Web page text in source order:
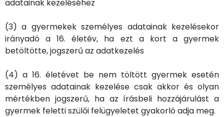
adatainak kezeléséhez
(3) a gyermekek személyes adatainak kezelésekor
irányadó a 16. életév, ha ezt a kort a gyermek
betöltötte, jogszerű az adatkezelés
(4) a 16. életévet be nem töltött gyermek esetén
személyes adatainak kezelése csak akkor és olyan
mértékben jogszerű, ha az írásbeli hozzájárulást a
gyermek feletti szülői felügyeletet gyakorló adja meg.